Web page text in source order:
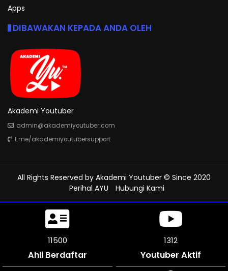
Apps
DIBAWAKAN KEPADA ANDA OLEH
Akademi Youtuber
admin@akademiyoutuber.com
t.me/akademiyoutubersupport
All Rights Reserved by Akademi Youtuber © Since 2020
Perihal AYU
Hubungi Kami
11500
Ahli Berdaftar
1312
Youtuber Aktif